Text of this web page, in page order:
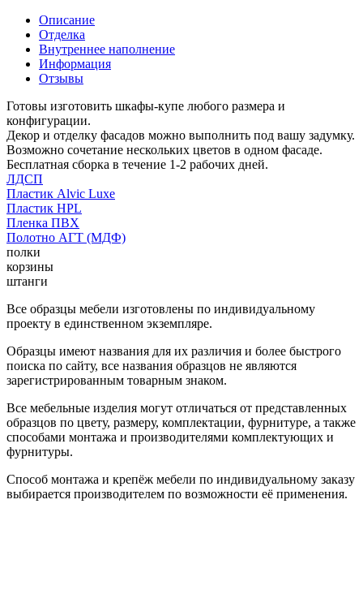
Описание
Отделка
Внутреннее наполнение
Информация
Отзывы
Готовы изготовить шкафы-купе любого размера и
конфигурации.
Декор и отделку фасадов можно выполнить под вашу задумку.
Возможно сочетание нескольких цветов в одном фасаде.
Бесплатная сборка в течение 1-2 рабочих дней.
ЛДСП
Пластик Alvic Luxe
Пластик HPL
Пленка ПВХ
Полотно АГТ (МДФ)
полки
корзины
штанги
Все образцы мебели изготовлены по индивидуальному
проекту в единственном экземпляре.
Образцы имеют названия для их различия и более быстрого
поиска по сайту, все названия образцов не являются
зарегистрированным товарным знаком.
Все мебельные изделия могут отличаться от представленных
образцов по цвету, размеру, комплектации, фурнитуре, а также
способами монтажа и производителями комплектующих и
фурнитуры.
Способ монтажа и крепёж мебели по индивидуальному заказу
выбирается производителем по возможности её применения.